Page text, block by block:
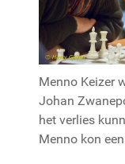
Menno Keizer
Johan
het verlies
Menno kon